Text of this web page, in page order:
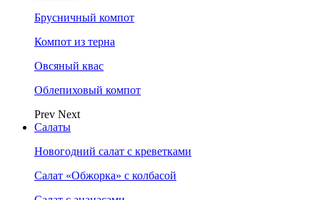
Брусничный компот
Компот из терна
Овсяный квас
Облепиховый компот
Prev Next
Салаты
Новогодний салат с креветками
Салат «Обжорка» с колбасой